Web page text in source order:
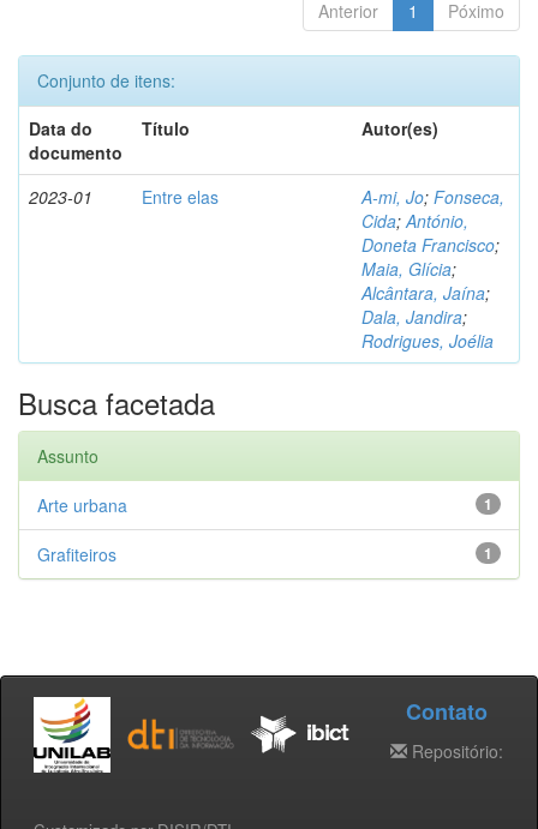
Anterior 1 Póximo
Conjunto de itens:
Data do
documento
Título Autor(es)
2023-01 Entre elas A-mi, Jo; Fonseca,
Cida;António,
Doneta Francisco;
Maia, Glícia;
Alcântara, Jaína;
Dala, Jandira;
Rodrigues, Joélia
Busca facetada
Assunto
1
Arte urbana
1
Grafiteiros
Contato
Repositório: